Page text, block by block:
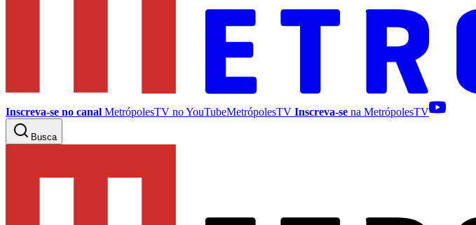
Inscreva-se no canal MetrópolesTV noYouTubeMetrópolesTV Inscreva-se na MetrópolesTV
Busca